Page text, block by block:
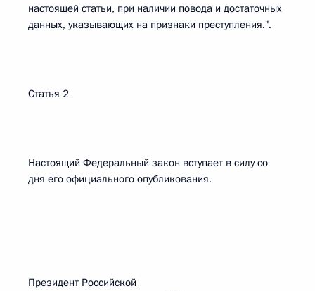
настоящей статьи, при наличии повода и достаточных
данных, указывающих на признаки преступления.".
Статья 2
Настоящий Федеральный закон вступает в силу со
дня его официального опубликования.
Президент Российской